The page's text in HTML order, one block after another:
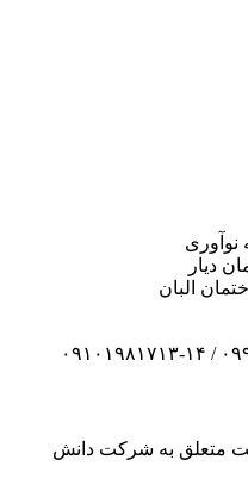
نوآوری
دیار
البان
متعلق به شرکت دانش